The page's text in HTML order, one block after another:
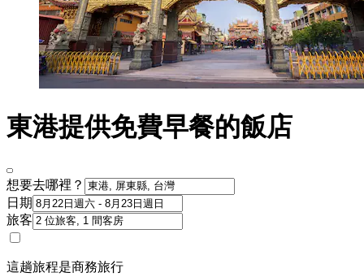
東港提供免費早餐的飯店
想要去哪裡？
日期
旅客
這趟旅程是商務旅行